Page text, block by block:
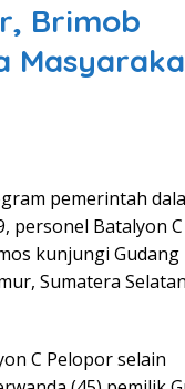
Brimob
pemerintah
personel Batalyon C
kunjungi
Sumatera
C Pelopor selain